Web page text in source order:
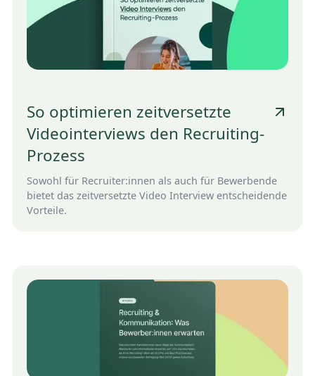
So optimieren zeitversetzte
Videointerviews den Recruiting-
Prozess
Sowohl für Recruiter:innen als auch für Bewerbende
bietet das zeitversetzte Video Interview entscheidende
Vorteile.